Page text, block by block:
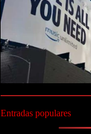
Entradas populares